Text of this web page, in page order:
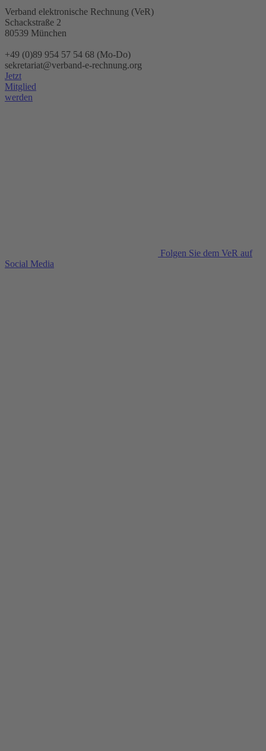
Verband elektronische Rechnung (VeR)
Schackstraße 2
80539 München
+49 (0)89 954 57 54 68 (Mo-Do)
sekretariat@verband-e-rechnung.org
Jetzt
Mitglied
werden
Folgen Sie dem VeR auf
Social Media